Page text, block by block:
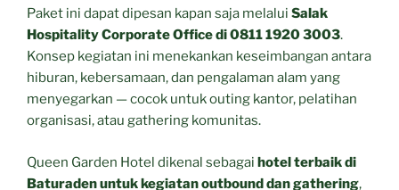
Paket ini dapat dipesan kapan saja melalui Salak
Hospitality Corporate Office di 0811 1920 3003.
Konsep kegiatan ini menekankan keseimbangan antara
hiburan, kebersamaan, dan pengalaman alam yang
menyegarkan — cocok untuk outing kantor, pelatihan
organisasi, atau gathering komunitas.
Queen Garden Hotel dikenal sebagai hotel terbaik di
Baturaden untuk kegiatan outbound dan gathering,